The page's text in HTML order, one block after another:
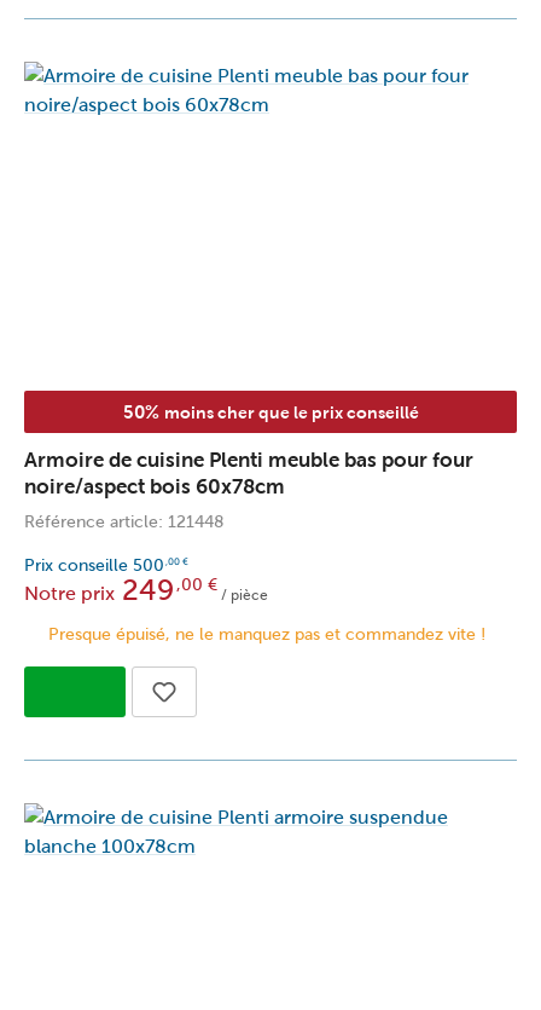
50% moins cher que le prix conseillé
Armoire de cuisine Plenti meuble bas pour four
noire/aspect bois 60x78cm
Référence article: 121448
Prix conseille 500 ,00 €
Notre prix 249 ,00 €
/ pièce
Presque épuisé, ne le manquez pas et commandez vite !